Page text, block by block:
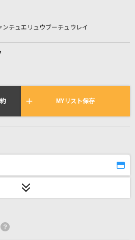
で歌われている曲の一覧
夜
ンチュエリュウブーチュウレイ
MYリスト保存